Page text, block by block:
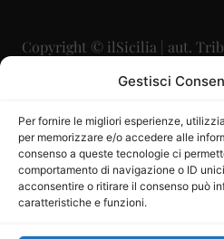
Gestisci
Per fornire le migliori esperienze,
per memorizzare e/o accedere alle
consenso a queste tecnologie ci
comportamento di navigazione o ID
acconsentire o ritirare il consenso può
caratteristiche e funzioni.
Copyright © ilSicilia | aut.
29/09/
Direttore Editoriale:
Direttore